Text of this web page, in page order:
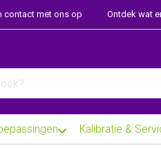
contact met ons op Ontdek wat
Kalibratie &